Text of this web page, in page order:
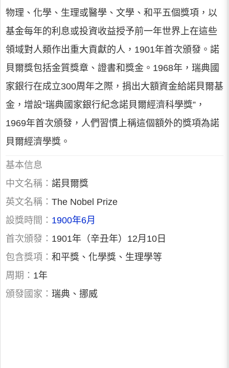
物理、化學、生理或醫學、文學、和平五個獎項，以
基金每年的利息或投資收益授予前一年世界上在這些
領域對人類作出重大貢獻的人，1901年首次頒發。諾
貝爾獎包括金質獎章、證書和獎金。1968年，瑞典國
家銀行在成立300周年之際，捐出大額資金給諾貝爾基
金，增設“瑞典國家銀行紀念諾貝爾經濟科學獎”，
1969年首次頒發，人們習慣上稱這個額外的獎項為諾
貝爾經濟學獎。
基本信息
中文名稱： 諾貝爾獎
英文名稱： The Nobel Prize
設獎時間： 1900年6月
首次頒發： 1901年（辛丑年）12月10日
包含獎項： 和平獎、化學獎、生理學等
周期： 1年
頒發國家： 瑞典、挪威